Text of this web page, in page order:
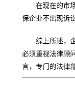
在现在的市
保企业不出现诉
综上所述，
必须重视法律顾
言，专门的法律